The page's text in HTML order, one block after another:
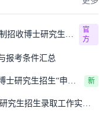
招收博士研究生报
官
方
报考条件汇总
士研究生招生“申请-
新
究生招生录取工作实施